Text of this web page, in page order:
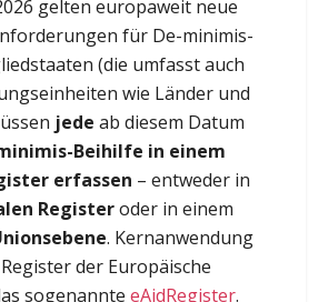
gelten europaweit neue
für De-minimis-
(die umfasst auch
wie Länder und
jede ab diesem Datum
Beihilfe in einem
erfassen – entweder in
Registeroder in einem
. Kernanwendung
der Europäische
sogenannte eAidRegister.